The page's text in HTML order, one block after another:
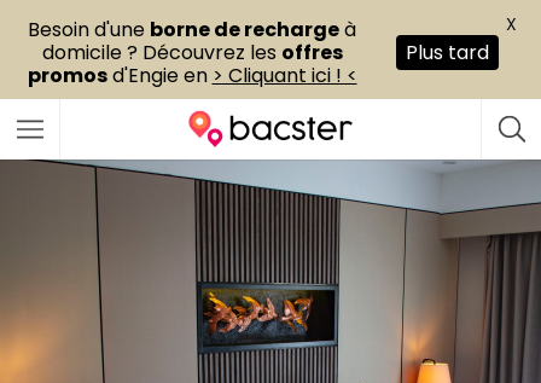
Besoin d'une borne de rechargeà
domicile ? Découvrez les offres
promosd'Engie en > Cliquant ici ! <
Plus tard
X